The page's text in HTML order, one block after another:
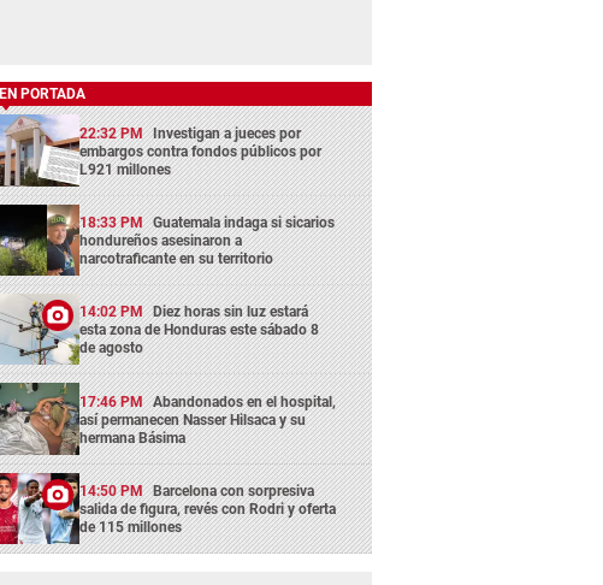
EN PORTADA
22:32 PM Investigan a jueces por
embargos contra fondos públicos por
L921 millones
18:33 PM Guatemala indaga si sicarios
hondureños asesinaron a
narcotraficante en su territorio
14:02 PM Diez horas sin luz estará
esta zona de Honduras este sábado 8
de agosto
17:46 PM Abandonados en el hospital,
así permanecen Nasser Hilsaca y su
hermana Básima
14:50 PM Barcelona con sorpresiva
salida de figura, revés con Rodri y oferta
de 115 millones